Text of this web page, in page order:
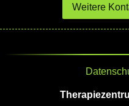
Weitere